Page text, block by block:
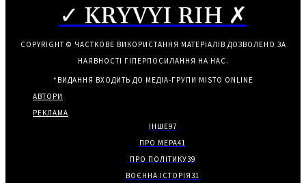
✓ KRYVYI RIH ✗
COPYRIGHT © ЧАСТКОВЕ ВИКОРИСТАННЯ МАТЕРІАЛІВ ДОЗВОЛЕНО ЗА
НАЯВНОСТІ ГІПЕРПОСИЛАННЯ НА НАС.
*ВИДАННЯ ВХОДИТЬ ДО МЕДІА-ГРУПИ MISTO ONLINE
АВТОРИ
РЕКЛАМА
ІНШЕ97
ПРО МЕРА41
ПРО ПОЛІТИКУ39
ВОЄННА ІСТОРІЯ31